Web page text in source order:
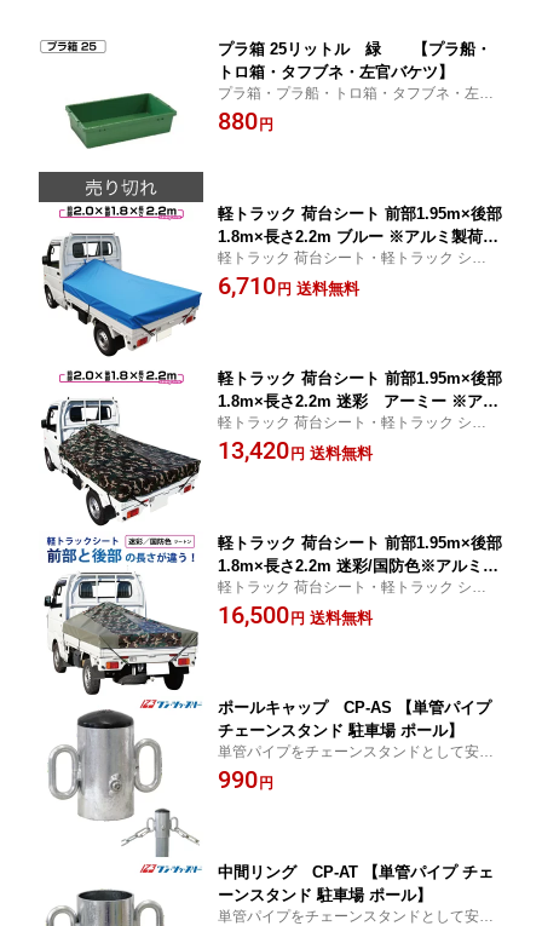
プラ箱 25リットル 緑 【プラ船・
トロ箱・タフブネ・左官バケツ】
プラ箱・プラ船・トロ箱・タフブネ・左官
バケツ
880 円
軽トラック 荷台シート 前部1.95m×後部
1.8m×長さ2.2m ブルー ※アルミ製荷台
フレーム別売【軽トラック シート・ト
ラックシート・軽トラック シートカバ
軽トラック 荷台シート・軽トラック シー
ト・軽トラック シートカバー 用品
6,710 円 送料無料
軽トラック 荷台シート 前部1.95m×後部
1.8m×長さ2.2m 迷彩 アーミー ※アル
ミ製荷台フレーム別売【軽トラック シ
ート・トラックシート・軽トラック シ
軽トラック 荷台シート・軽トラック シー
ト・軽トラック シートカバー 用品
13,420 円 送料無料
軽トラック 荷台シート 前部1.95m×後部
1.8m×長さ2.2m 迷彩/国防色※アルミ製
荷台フレーム別売【軽トラック シー
ト・トラックシート・軽トラック シー
軽トラック 荷台シート・軽トラック シー
ト・軽トラック シートカバー 用品
16,500 円 送料無料
ポールキャップ CP-AS 【単管パイプ
チェーンスタンド 駐車場 ポール】
単管パイプをチェーンスタンドとして安全
柵！
990 円
中間リング CP-AT 【単管パイプ チェ
ーンスタンド 駐車場 ポール】
単管パイプをチェーンスタンドとして安全